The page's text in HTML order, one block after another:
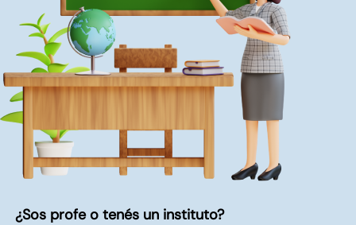
¿Sos profe o tenés un instituto?